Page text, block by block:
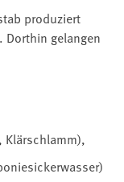
produziert
gelangen
Klärschlamm),